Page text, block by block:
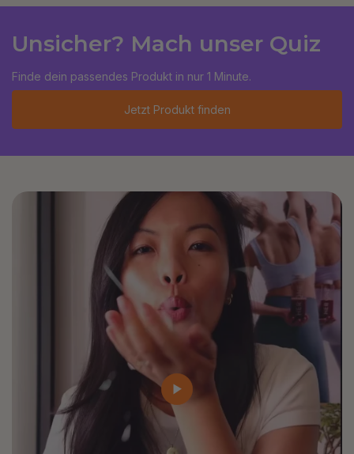
Unsicher? Mach unser Quiz
Finde dein passendes Produkt in nur 1 Minute.
Jetzt Produkt finden